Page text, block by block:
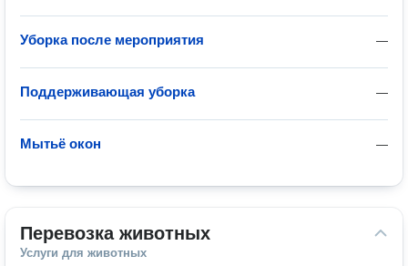
—
Уборка после мероприятия
—
Поддерживающая уборка
—
Мытьё окон
Перевозка животных
Услуги для животных